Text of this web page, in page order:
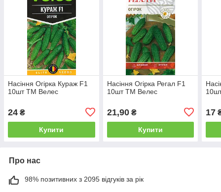
Насіння Огірка Кураж F1
10шт ТМ Велес
24 ₴
Купити
Насіння Огірка Регал F1
10шт ТМ Велес
21,90₴
Купити
17
Про нас
98% позитивних з 2095 відгуків за рік